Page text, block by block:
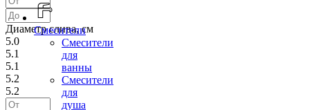
Смесители
Смесители
для
ванны
Смесители
для
душа
Диаметр слива, см
5.0
5.1
5.1
5.2
5.2